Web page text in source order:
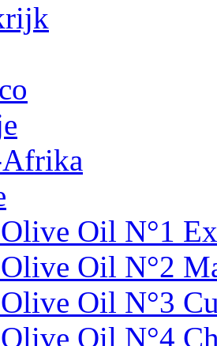
Oil N°1
Oil N°2
Oil N°3
Oil N°4